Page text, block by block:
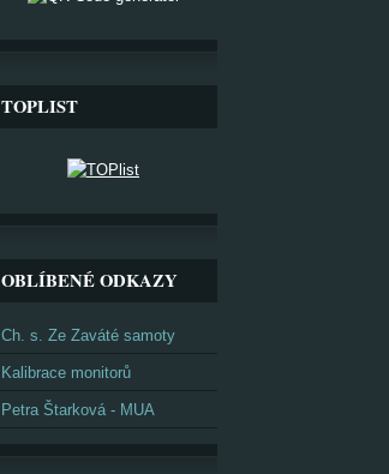
TOPLIST
OBLÍBENÉ ODKAZY
Ch. s. Ze Zaváté samoty
Kalibrace monitorů
Petra Štarková - MUA